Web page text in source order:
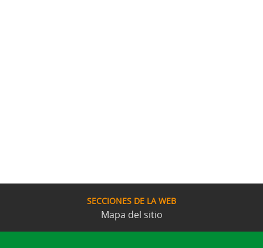
SECCIONES DE LA WEB
Mapa del sitio